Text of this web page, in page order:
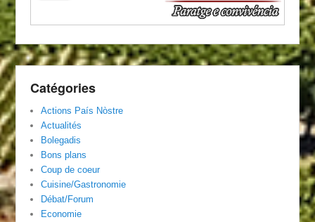
Catégories
Actions País Nòstre
Actualités
Bolegadis
Bons plans
Coup de coeur
Cuisine/Gastronomie
Débat/Forum
Economie